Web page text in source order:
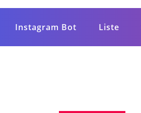
Instagram Bot Liste